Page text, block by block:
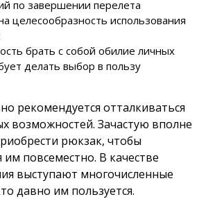
по завершении перелета
целесообразность использования
брать с собой обилие личных
делать выбор в пользу
рекомендуется отталкиваться
возможностей. Зачастую вполне
рюкзак, чтобы
им повсеместно. В качестве
выступают многочисленные
давно им пользуется.